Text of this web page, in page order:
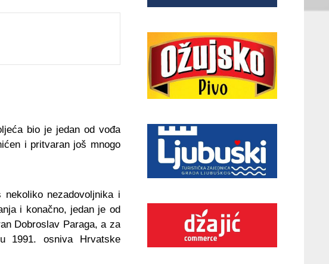
bio je jedan od vođa
i pritvaran još mnogo
nezadovoljnika i
i konačno, jedan je od
Dobroslav Paraga, a za
1991. osniva Hrvatske